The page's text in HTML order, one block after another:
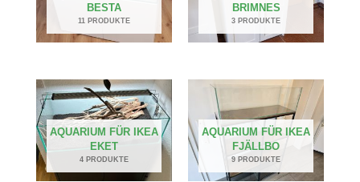
BESTA
11 PRODUKTE
BRIMNES
3 PRODUKTE
AQUARIUM FÜR IKEA
EKET
4 PRODUKTE
AQUARIUM FÜR IKEA
FJÄLLBO
9 PRODUKTE